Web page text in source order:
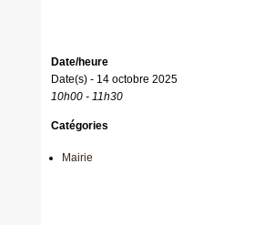
Date/heure
Date(s) - 14 octobre 2025
10h00 - 11h30
Catégories
Mairie